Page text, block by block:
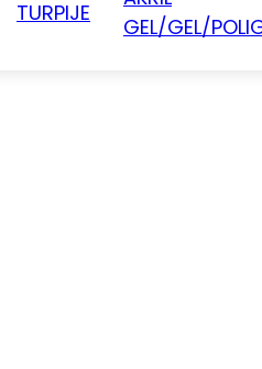
TURPIJE
GEL/GEL/